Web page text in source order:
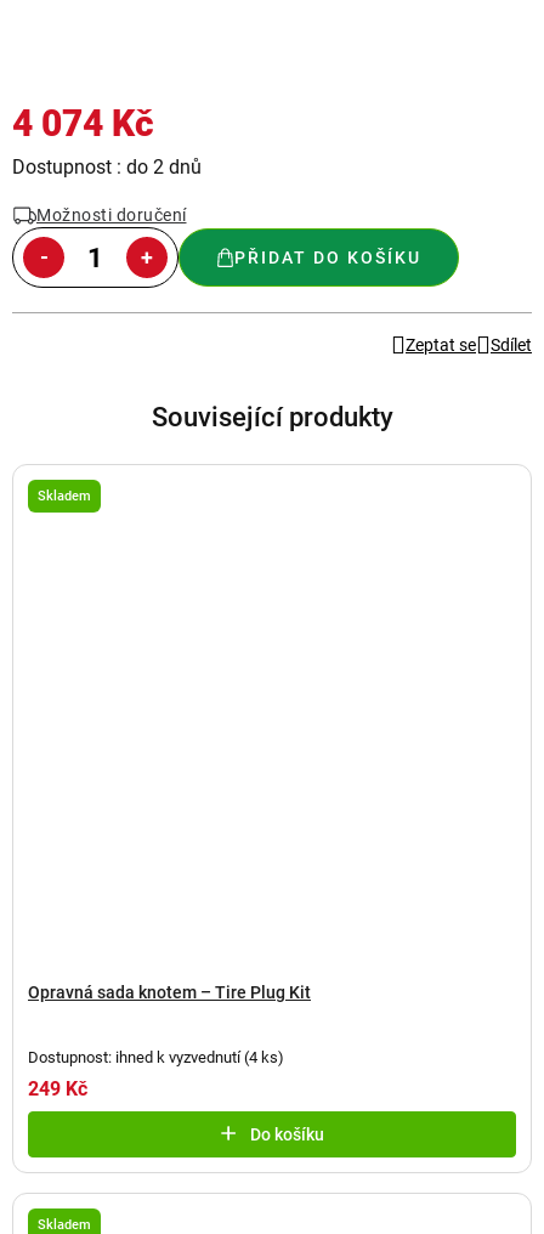
4 074 Kč
Měrná
Dostupnost : do 2 dnů
Možnosti doručení
PŘIDAT DO KOŠÍKU
Zeptat se Sdílet
Související produkty
Skladem
Opravná sada knotem – Tire Plug Kit
Dostupnost: ihned k vyzvednutí(4 ks)
249 Kč
Do košíku
Skladem